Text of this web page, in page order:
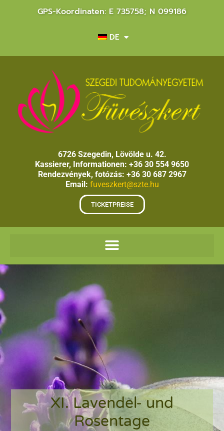
GPS-Koordinaten: E 735758; N 099186
DE
6726 Szegedin, Lövölde u. 42.
Kassierer, Informationen: +36 30 554 9650
Rendezvények, fotózás: +36 30 687 2967
Email: fuveszkert@szte.hu
TICKETPREISE
XI. Lavendel- und
Rosentage